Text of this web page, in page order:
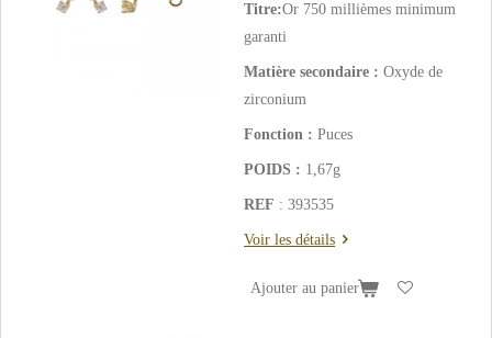
Titre:Or 750 millièmes minimum
garanti
Matière secondaire : Oxyde de
zirconium
Fonction : Puces
POIDS : 1,67g
REF : 393535
Voir les détails
Ajouter au panier